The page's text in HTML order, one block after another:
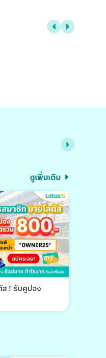
ดูเพิ่มเติม
ส ! รับคูปอง